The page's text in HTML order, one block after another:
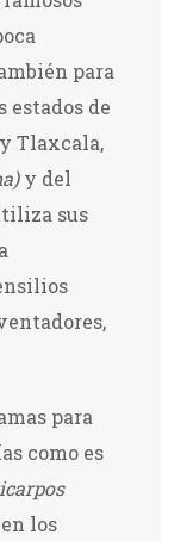
para
estados de
Tlaxcala,
y del
sus
para
como es
los